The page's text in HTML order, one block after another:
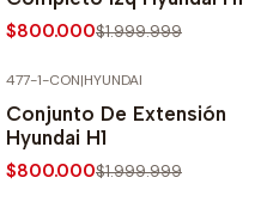
$800.000$1.999.999
477-1-CON|HYUNDAI
Conjunto De Extensión
Hyundai H1
$800.000$1.999.999